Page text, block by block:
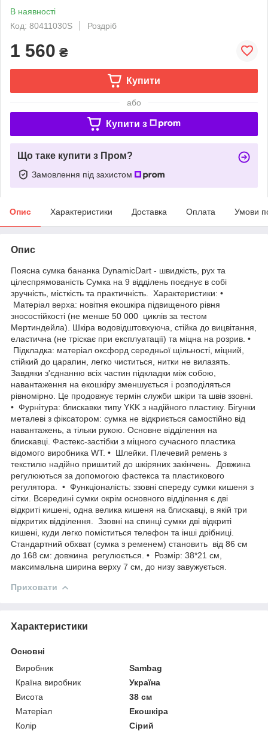
В наявності
Код: 80411030S
Роздріб
1 560 ₴
Купити
або
Купити з
Що таке купити з Пром?
Замовлення під захистом
Опис Характеристики Доставка Оплата Умови
Опис
Поясна сумка бананка DynamicDart - швидкість, рух та
цілеспрямованість Сумка на 9 відділень поєднує в собі
зручність, місткість та практичність. Характеристики: •
Матеріал верха: новітня екошкіра підвищеного рівня
зносостійкості (не менше 50 000 циклів за тестом
Мертиндейла). Шкіра водовідштовхуюча, стійка до вицвітання,
еластична (не тріскає при експлуатації) та міцна на розрив. •
Підкладка: матеріал оксфорд середньої щільності, міцний,
стійкий до царапин, легко чиститься, нитки не вилазять.
Завдяки з'єднанню всіх частин підкладки між собою,
навантаження на екошкіру зменшується і розподіляться
рівномірно. Це продовжує термін служби шкіри та швів ззовні.
• Фурнітура: блискавки типу YKK з надійного пластику. Бігунки
металеві з фіксатором: сумка не відкриється самостійно від
навантажень, а тільки рукою. Основне відділення на
блискавці. Фастекс-застібки з міцного сучасного пластика
відомого виробника WT. • Шлейки. Плечевий ремень з
текстилю надійно пришитий до шкіряних закінчень. Довжина
регулюються за допомогою фастекса та пластикового
регулятора. • Функціоналість: ззовні спереду сумки кишеня з
сітки. Всередині сумки окрім основного відділення є дві
відкриті кишені, одна велика кишеня на блискавці, в якій три
відкритих відділення. Ззовні на спинці сумки дві відкриті
кишені, куди легко поміститься телефон та інші дрібниці.
Стандартний обхват (сумка з ременем) становить від 86 см
до 168 см: довжина регулюється. • Розмір: 38*21 см,
максимальна ширина верху 7 см, до низу завужується.
Приховати
Характеристики
Основні
Виробник
Sambag
Країна виробник
Україна
Висота
38 см
Матеріал
Екошкіра
Колір
Сірий